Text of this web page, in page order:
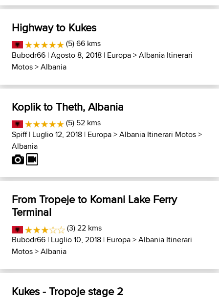
Highway to Kukes
(5) 66 kms
Bubodr66 | Agosto 8, 2018 | Europa>Albania Itinerari
Motos>Albania
Koplik to Theth, Albania
(5) 52 kms
Spiff| Luglio 12, 2018 | Europa>Albania Itinerari Motos>
Albania
From Tropeje to Komani Lake Ferry
Terminal
(3) 22 kms
Bubodr66 | Luglio 10, 2018 | Europa>Albania Itinerari
Motos>Albania
Kukes - Tropoje stage 2